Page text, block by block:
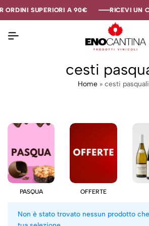
ORDINI SUPERIORI A 90€ RICEVI UN
ORDINI SUPERIORI A 90€ RICEVI UN
ORDINI SUPERIORI A 90€ RICEVI UN
cesti
Home» cesti pasquali
PASQUA OFFERTE
Non è stato trovato nessun prodotto